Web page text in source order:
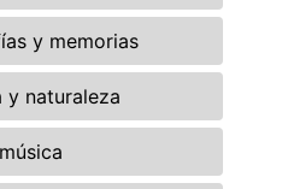
y memorias
y naturaleza